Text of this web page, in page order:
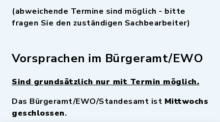
(abweichende Termine sind möglich - bitte
fragen Sie den zuständigen Sachbearbeiter)
Vorsprachen im Bürgeramt/EWO
Sind grundsätzlich nur mit Termin möglich.
Das Bürgeramt/EWO/Standesamt ist Mittwochs
geschlossen.